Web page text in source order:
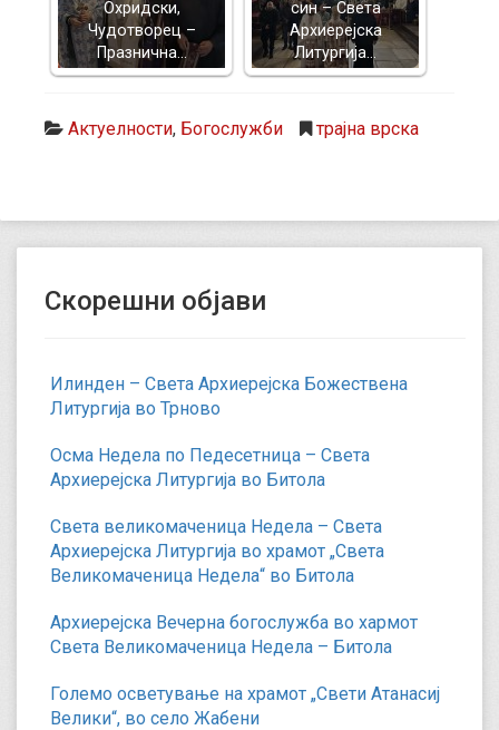
Охридски,
Чудотворец –
Празнична…
син – Света
Архиерејска
Литургија…
Актуелности, Богослужби трајна врска
Скорешни објави
Илинден – Света Архиерејска Божествена
Литургија во Трново
Осма Недела по Педесетница – Света
Архиерејска Литургија во Битола
Света великомаченица Недела – Света
Архиерејска Литургија во храмот „Света
Великомаченица Недела“ во Битола
Архиерејска Вечерна богослужба во хармот
Света Великомаченица Недела – Битола
Големо осветување на храмот „Свети Атанасиј
Велики“, во село Жабени